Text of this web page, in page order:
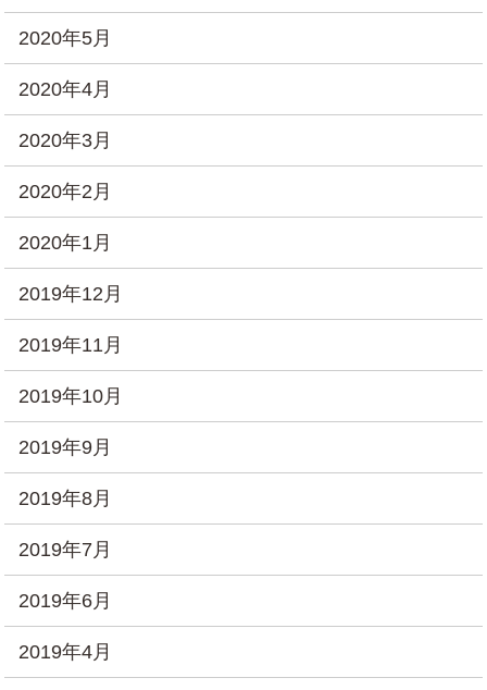
2020年5月
2020年4月
2020年3月
2020年2月
2020年1月
2019年12月
2019年11月
2019年10月
2019年9月
2019年8月
2019年7月
2019年6月
2019年4月